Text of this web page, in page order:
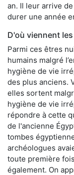
an. Il leur arrive
durer une année
D'où viennent
Parmi ces êtres
humains malgré
hygiène de vie
des plus anciens.
elles sortent
hygiène de vie
répondre à cette
de l'ancienne
tombes
archéologues
toute première
également. On